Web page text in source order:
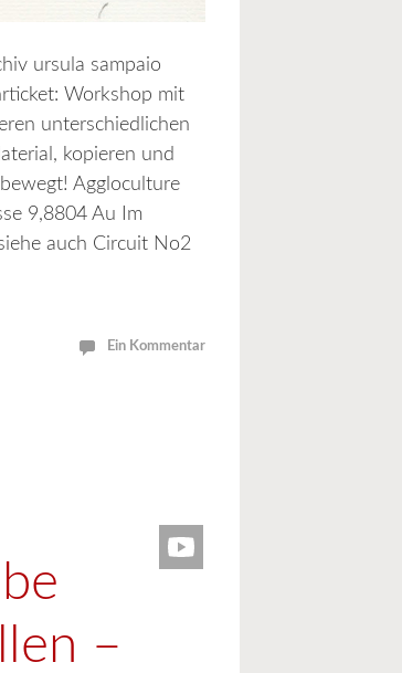
ursula sampaio
Workshop mit
unterschiedlichen
kopieren und
Aggloculture
9,8804 Au Im
auch Circuit No2
Ein Kommentar
–